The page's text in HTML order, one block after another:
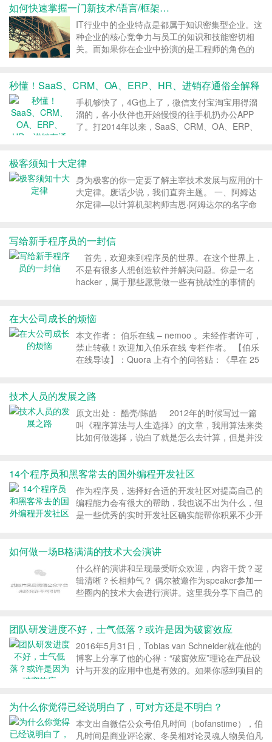
习当中各个阶段的建议》，那篇文章LZ主要介绍
了如何应对...
如何快速掌握一门新技术/语言/框架…
IT行业中的企业特点是都属于知识密集型企业。这
种企业的核心竞争力与员工的知识和技能密切相
关。而如果你在企业中扮演的是工程师的角色的
新知识的地方，就拿Web前端举例，短短的5，6
年时间，...
秒懂！SaaS、CRM、OA、ERP、HR、进销存通俗全解释
手机够快了，4G也上了，微信支付宝淘宝用得溜
溜的，各小伙伴也开始慢慢的往手机扔办公APP
了。打2014年以来，SaaS、CRM、OA、ERP、
讯当中。但如果真有人问你，它们是什么意思有什
么区...
极客须知十大定律
身为极客的你一定要了解主宰技术发展与应用的十
大定律。废话少说，我们直奔主题。 一、阿姆达
尔定律—以计算机架构师吉恩·阿姆达尔的名字命
讨论的是为什么增加某些东西并不总能带来能力的
翻番。该定律可...
写给新手程序员的一封信
首先，欢迎来到程序员的世界。在这个世界上，
不是有很多人想创造软件并解决问题。你是一名
hacker，属于那些愿意做一些有挑战性的事情的
WhyTheLuckyStiff 对于下面的文字你不必完
全接受...
在大公司成长的烦恼
本文作者： 伯乐在线 – nemoo 。未经作者许可，
禁止转载！欢迎加入伯乐在线 专栏作者。 【伯乐
在线导读】：Quora 上有个的问答贴：《早在 25
技术人员的发展之路
原文出处： 酷壳/陈皓 2012年的时候写过一篇
叫《程序算法与人生选择》的文章，我用算法来类
比如何做选择，说白了就是怎么去计算，但是并没
14个程序员和黑客常去的国外编程开发社区
作为程序员，选择好合适的开发社区对提高自己的
编程能力会有很大的帮助，我也说不出为什么，但
是一些优秀的实时开发社区确实能帮你积累不少开
去看看，也许会有意想不到的收获。 Stack
Over...
如何做一场B格满满的技术大会演讲
什么样的演讲和呈现最受听众欢迎，内容干货？逻
辑清晰？长相帅气？ 偶尔被邀作为speaker参加一
些圈内的技术大会进行演讲。这里我分享下自己的
【一、了解听众的诉求】 如同架构设计...
团队研发进度不好，士气低落？或许是因为破窗效应
2016年5月31日，Tobias van Schneider就在他的
博客上分享了他的心得：“破窗效应”理论在产品设
计与开发的应用中也是有效的。如果你感到项目的
出了如何在项目实施中应用“破...
为什么你觉得已经说明白了，可对方还是不明白？
本文出自微信公众号伯凡时间（bofanstime），伯
凡时间是商业评论家、冬吴相对论灵魂人物吴伯凡